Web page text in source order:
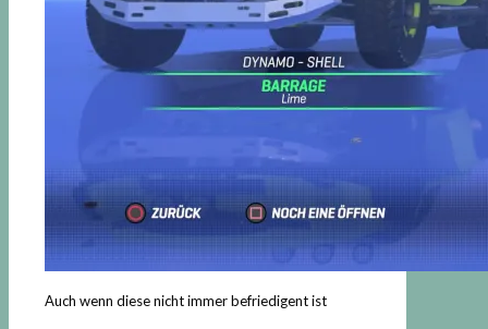
Auch wenn diese nicht immer befriedigent ist